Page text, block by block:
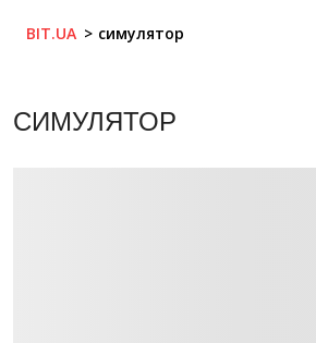
BIT.UA симулятор
СИМУЛЯТОР